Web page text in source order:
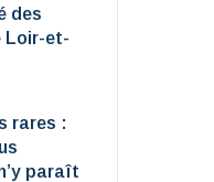
des
Loir-et-
rares :
paraît